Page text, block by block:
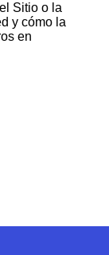
Sitio o la
y cómo la
en